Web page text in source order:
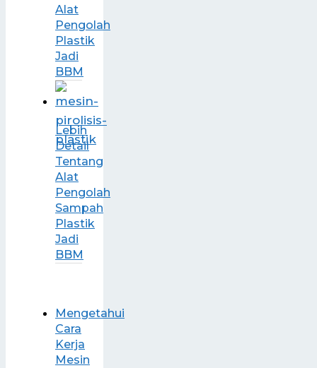
Alat
Pengolah
Plastik
Jadi
BBM
Lebih
Detail
Tentang
Alat
Pengolah
Sampah
Plastik
Jadi
BBM
Mengetahui
Cara
Kerja
Mesin